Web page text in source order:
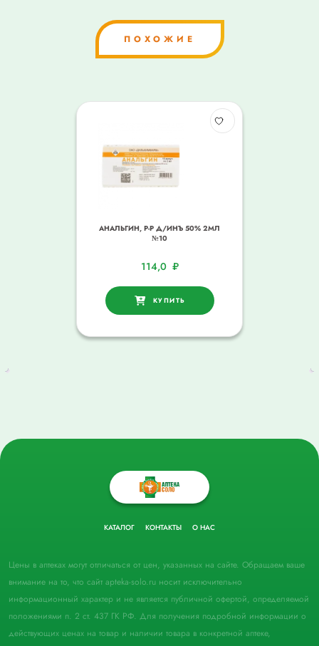
ПОХОЖИЕ
АНАЛЬГИН, Р-Р Д/ИНЪ 50% 2МЛ
№10
114,0 ₽
КУПИТЬ
КАТАЛОГ КОНТАКТЫ О НАС
Цены в аптеках могут отличаться от цен, указанных на сайте. Обращаем ваше
внимание на то, что сайт apteka-solo.ru носит исключительно
информационный характер и не является публичной офертой, определяемой
положениями п. 2 ст. 437 ГК РФ. Для получения подробной информации о
действующих ценах на товар и наличии товара в конкретной аптеке,